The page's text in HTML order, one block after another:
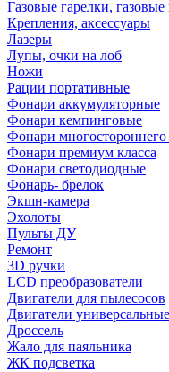
Газовые гарелки,
Крепления, аксессуары
Лазеры
Лупы, очки на лоб
Ножи
Рации портативные
Фонари аккумуляторные
Фонари кемпинговые
Фонари
Фонари премиум класса
Фонари светодиодные
Фонарь- брелок
Экшн-камера
Эхолоты
Пульты ДУ
Ремонт
3D ручки
LCD преобразователи
Двигатели для пылесосов
Двигатели универсальные
Дроссель
Жало для паяльника
ЖК подсветка